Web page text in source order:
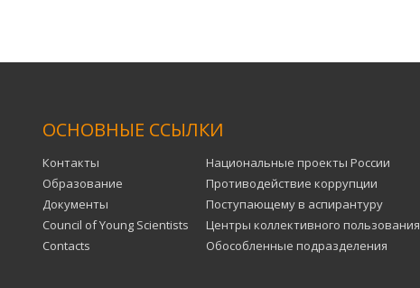
ОСНОВНЫЕ ССЫЛКИ
Контакты
Образование
Документы
Council of Young Scientists
Contacts
Национальные проекты России
Противодействие коррупции
Поступающему в аспирантуру
Центры коллективного пользования
Обособленные подразделения